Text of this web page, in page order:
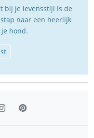
bij je levensstijl is de
naar een heerlijk
hond.